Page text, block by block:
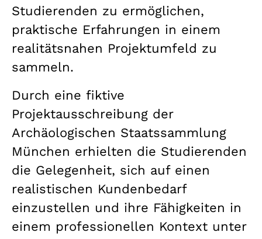
Studierenden zu ermöglichen,
praktische Erfahrungen in einem
realitätsnahen Projektumfeld zu
sammeln.
Durch eine fiktive
Projektausschreibung der
Archäologischen Staatssammlung
München erhielten die Studierenden
die Gelegenheit, sich auf einen
realistischen Kundenbedarf
einzustellen und ihre Fähigkeiten in
einem professionellen Kontext unter